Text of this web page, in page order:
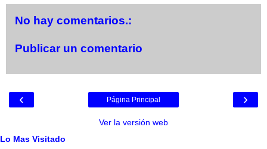
No hay comentarios.:
Publicar un comentario
‹ ›
Página Principal
Ver la versión web
Lo Mas Visitado